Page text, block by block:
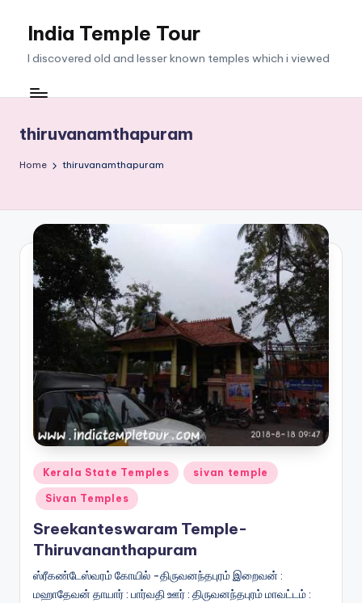
India Temple Tour
I discovered old and lesser known temples which i viewed
thiruvanamthapuram
Home thiruvanamthapuram
Posted
in
Kerala State Temples sivan temple
Sivan Temples
Sreekanteswaram Temple-
Thiruvananthapuram
ஸ்ரீகண்டேஸ்வரம் கோயில் -திருவனந்தபுரம் இறைவன் :
மஹாதேவன் தாயார் : பார்வதி ஊர் : திருவனந்தபுரம் மாவட்டம் :